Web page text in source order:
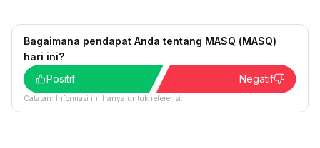
Bagaimana pendapat Anda tentang MASQ (MASQ)
hari ini?
Positif
Negatif
Catatan: Informasi ini hanya untuk referensi.